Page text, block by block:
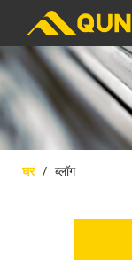
घर / ब्लॉग